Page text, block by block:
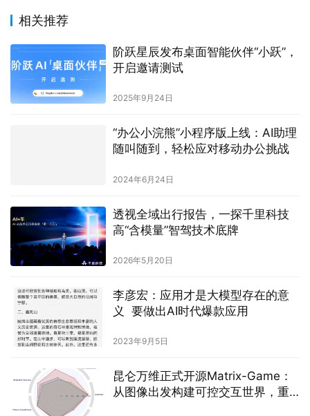
相关推荐
阶跃星辰发布桌面智能伙伴“小跃”，
开启邀请测试
2025年9月24日
“办公小浣熊”小程序版上线：AI助理
随叫随到，轻松应对移动办公挑战
2024年6月24日
透视全域出行报告，一探千里科技
高“含模量”智驾技术底牌
2026年5月20日
李彦宏：应用才是大模型存在的意
义 要做出AI时代爆款应用
2023年9月5日
昆仑万维正式开源Matrix-Game：
从图像出发构建可控交互世界，重